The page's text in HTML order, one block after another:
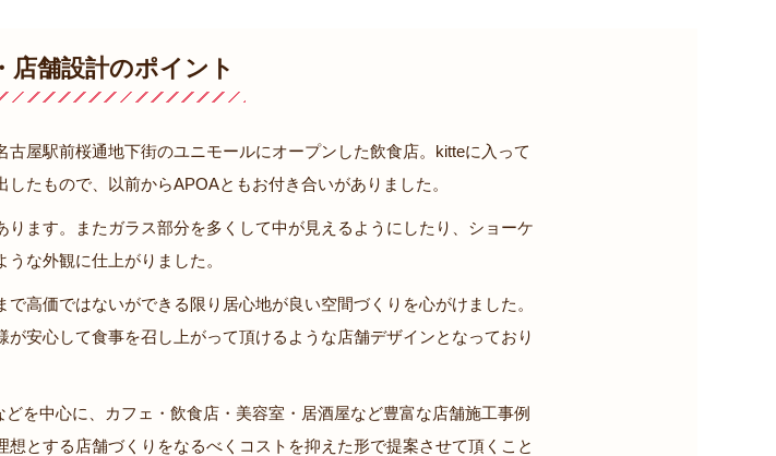
店舗設計のポイント
屋駅前桜通地下街のユニモールにオープンした飲食店。kitteに入って
たもので、以前からAPOAともお付き合いがありました。
ます。またガラス部分を多くして中が見えるようにしたり、ショーケ
な外観に仕上がりました。
高価ではないができる限り居心地が良い空間づくりを心がけました。
安心して食事を召し上がって頂けるような店舗デザインとなっており
を中心に、カフェ・飲食店・美容室・居酒屋など豊富な店舗施工事例
とする店舗づくりをなるべくコストを抑えた形で提案させて頂くこと